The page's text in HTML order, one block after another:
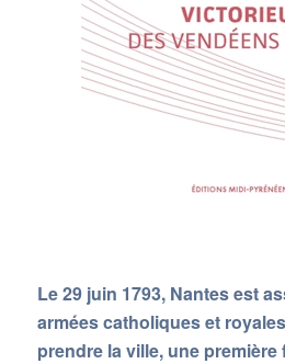
Le 29 juin 1793, Nantes est
armées catholiques et
prendre la ville, une première